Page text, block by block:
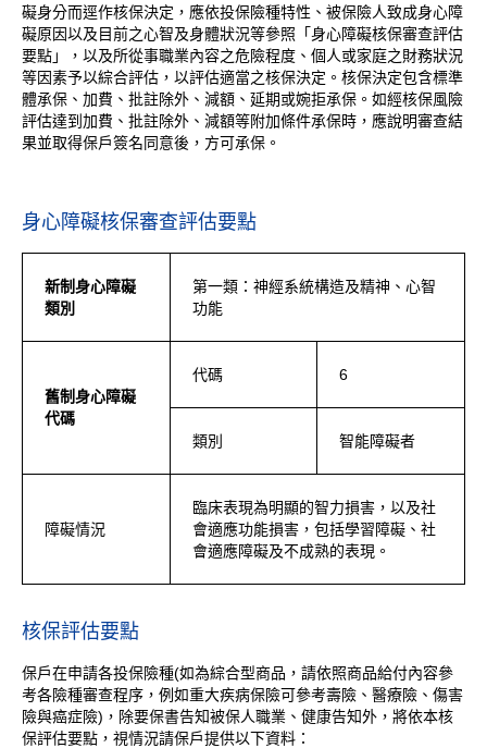
礙身分而逕作核保決定，應依投保險種特性、被保險人致成身心障
礙原因以及目前之心智及身體狀況等參照「身心障礙核保審查評估
要點」，以及所從事職業內容之危險程度、個人或家庭之財務狀況
等因素予以綜合評估，以評估適當之核保決定。核保決定包含標準
體承保、加費、批註除外、減額、延期或婉拒承保。如經核保風險
評估達到加費、批註除外、減額等附加條件承保時，應說明審查結
果並取得保戶簽名同意後，方可承保。
身心障礙核保審查評估要點
新制身心障礙
類別
第一類：神經系統構造及精神、心智
功能
舊制身心障礙
代碼
代碼 6
類別 智能障礙者
障礙情況
臨床表現為明顯的智力損害，以及社
會適應功能損害，包括學習障礙、社
會適應障礙及不成熟的表現。
核保評估要點
保戶在申請各投保險種(如為綜合型商品，請依照商品給付內容參
考各險種審查程序，例如重大疾病保險可參考壽險、醫療險、傷害
險與癌症險)，除要保書告知被保人職業、健康告知外，將依本核
保評估要點，視情況請保戶提供以下資料：